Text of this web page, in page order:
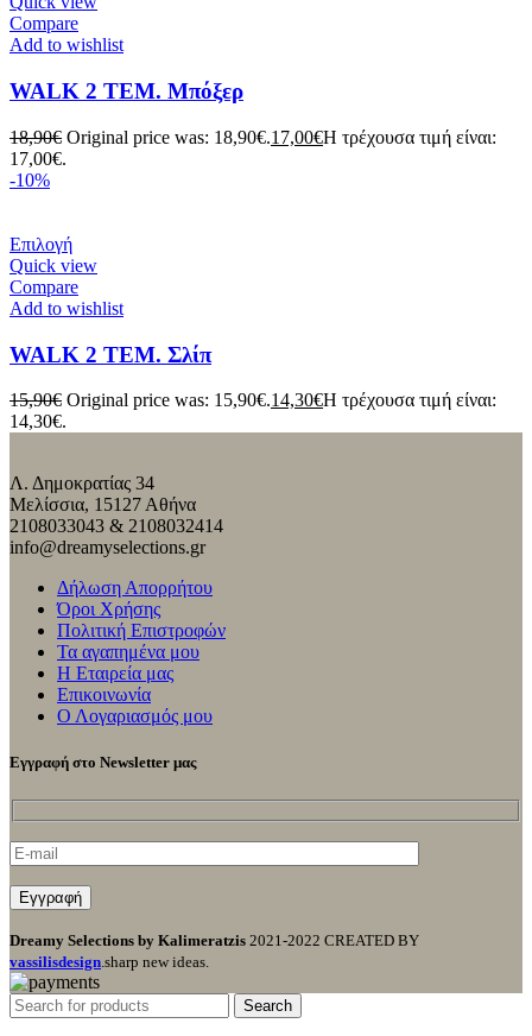
Compare
Add to wishlist
WALK 2 ΤΕΜ. Μπόξερ
18,90€ Original price was: 18,90€.17,00€Η τρέχουσα τιμή είναι:
17,00€.
-10%
Επιλογή
Quick view
Compare
Add to wishlist
WALK 2 ΤΕΜ. Σλίπ
15,90€ Original price was: 15,90€.14,30€Η τρέχουσα τιμή είναι:
14,30€.
Λ. Δημοκρατίας 34
Μελίσσια, 15127 Αθήνα
2108033043 & 2108032414
info@dreamyselections.gr
Δήλωση Απορρήτου
Όροι Χρήσης
Πολιτική Επιστροφών
Τα αγαπημένα μου
Η Εταιρεία μας
Επικοινωνία
Ο Λογαριασμός μου
Εγγραφή στο Newsletter μας
Dreamy Selections by Kalimeratzis 2021-2022 CREATED BY
vassilisdesign.sharp new ideas.
Search